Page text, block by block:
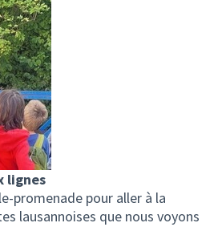
lignes
promenade pour aller à la
lausannoises que nous voyons